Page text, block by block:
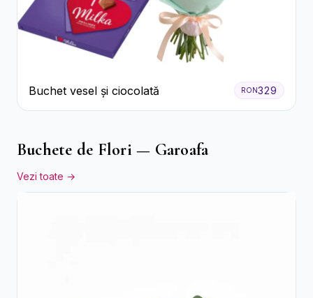
Buchet vesel și ciocolată RON329
Buchete de Flori — Garoafa
Vezi toate →